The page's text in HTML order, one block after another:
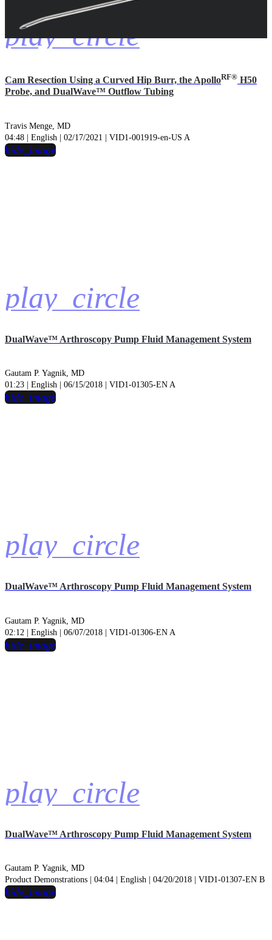
play_circle
Cam Resection Using a Curved Hip Burr, the ApolloRF® H50
Probe, and DualWave™ Outflow Tubing
Travis Menge, MD
04:48 | English | 02/17/2021 | VID1-001919-en-US A
play_circle
hide_image
DualWave™ Arthroscopy Pump Fluid Management System
Gautam P. Yagnik, MD
01:23 | English | 06/15/2018 | VID1-01305-EN A
play_circle
hide_image
DualWave™ Arthroscopy Pump Fluid Management System
Gautam P. Yagnik, MD
02:12 | English | 06/07/2018 | VID1-01306-EN A
play_circle
hide_image
DualWave™ Arthroscopy Pump Fluid Management System
Gautam P. Yagnik, MD
Product Demonstrations | 04:04 | English | 04/20/2018 | VID1-01307-EN B
hide_image